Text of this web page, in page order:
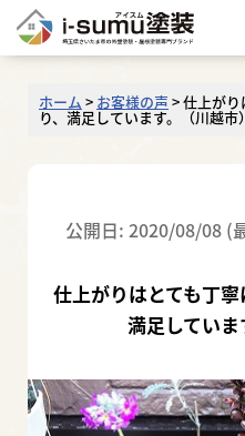
ホーム > お客様の声 >仕上がり
り、満足しています。（川越市
公開日: 2020/08/08 (
仕上がりはとても丁寧
満足していま